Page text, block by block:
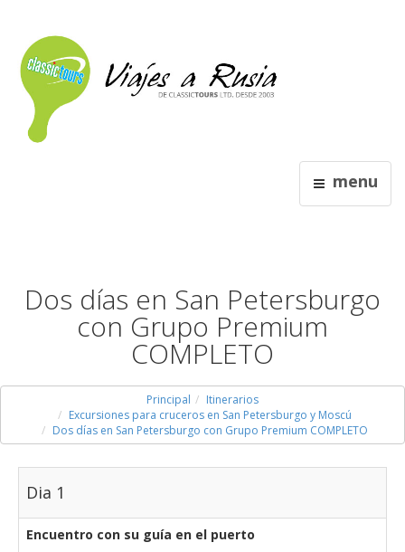
menu
Dos días en San Petersburgo
con Grupo Premium
COMPLETO
Principal
Itinerarios
Excursiones para cruceros en San Petersburgo y Moscú
Dos días en San Petersburgo con Grupo Premium COMPLETO
Dia 1
Encuentro con su guía en el puerto